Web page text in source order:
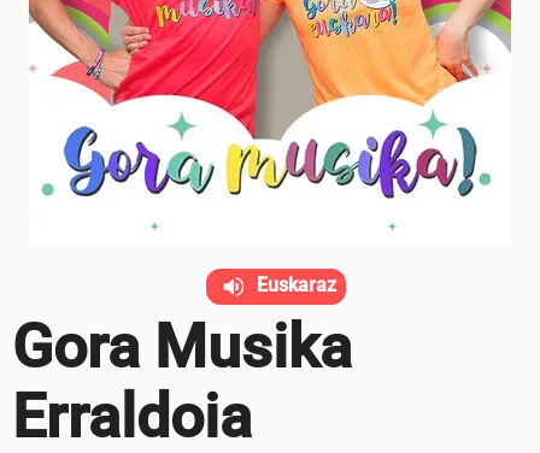
Gora Musika
Erraldoia
Euskaraz